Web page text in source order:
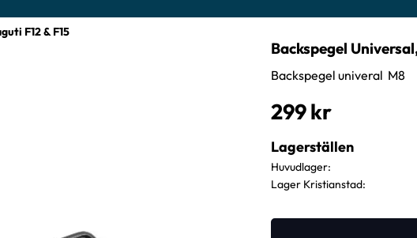
F12 & F15
Backspegel
Backspegel univeral M8
299kr
Lagerställen
Huvudlager
Lager Kristianstad